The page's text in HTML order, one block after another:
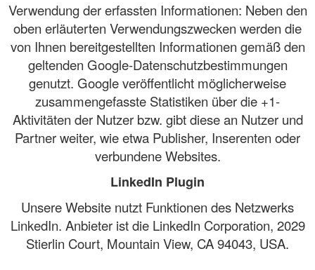
Verwendung der erfassten Informationen: Neben den
oben erläuterten Verwendungszwecken werden die
von Ihnen bereitgestellten Informationen gemäß den
geltenden Google-Datenschutzbestimmungen
genutzt. Google veröffentlicht möglicherweise
zusammengefasste Statistiken über die +1-
Aktivitäten der Nutzer bzw. gibt diese an Nutzer und
Partner weiter, wie etwa Publisher, Inserenten oder
verbundene Websites.
LinkedIn Plugin
Unsere Website nutzt Funktionen des Netzwerks
LinkedIn. Anbieter ist die LinkedIn Corporation, 2029
Stierlin Court, Mountain View, CA 94043, USA.